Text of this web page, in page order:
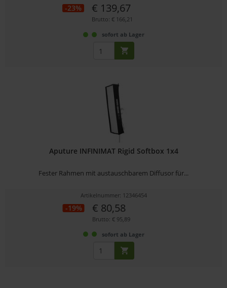
-23% € 139,67
Brutto: € 166,21
sofort ab Lager
Aputure INFINIMAT Rigid Softbox 1x4
Fester Rahmen mit austauschbarem Diffusor für...
Artikelnummer: 12346454
-19% € 80,58
Brutto: € 95,89
sofort ab Lager